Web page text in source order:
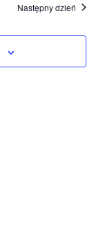
Następny dzień